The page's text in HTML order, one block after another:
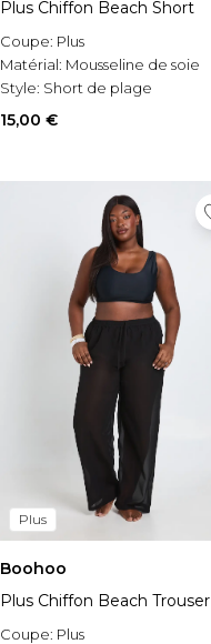
Plus Chiffon Beach Short
Coupe: Plus
Matérial: Mousseline de soie
Style: Short de plage
15,00 €
Plus
Boohoo
Plus Chiffon Beach Trouser
Coupe: Plus